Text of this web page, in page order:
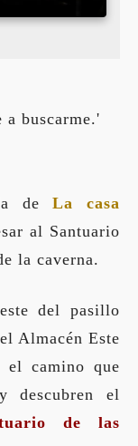
buscarme.'
deLa casa
al Santuario
la caverna.
del pasillo
Almacén Este
el camino que
descubren el
de las